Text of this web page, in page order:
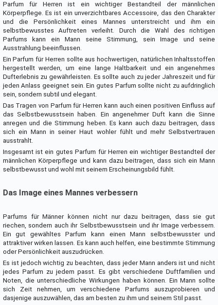
Parfum für Herren ist ein wichtiger Bestandteil der männlichen
Körperpflege. Es ist ein unverzichtbares Accessoire, das den Charakter
und die Persönlichkeit eines Mannes unterstreicht und ihm ein
selbstbewusstes Auftreten verleiht. Durch die Wahl des richtigen
Parfums kann ein Mann seine Stimmung, sein Image und seine
Ausstrahlung beeinflussen.
Ein Parfum für Herren sollte aus hochwertigen, natürlichen Inhaltsstoffen
hergestellt werden, um eine lange Haltbarkeit und ein angenehmes
Dufterlebnis zu gewährleisten. Es sollte auch zu jeder Jahreszeit und für
jeden Anlass geeignet sein. Ein gutes Parfum sollte nicht zu aufdringlich
sein, sondern subtil und elegant.
Das Tragen von Parfum für Herren kann auch einen positiven Einfluss auf
das Selbstbewusstsein haben. Ein angenehmer Duft kann die Sinne
anregen und die Stimmung heben. Es kann auch dazu beitragen, dass
sich ein Mann in seiner Haut wohler fühlt und mehr Selbstvertrauen
ausstrahlt.
Insgesamt ist ein gutes Parfum für Herren ein wichtiger Bestandteil der
männlichen Körperpflege und kann dazu beitragen, dass sich ein Mann
selbstbewusst und wohl mit seinem Erscheinungsbild fühlt.
Das Image eines Mannes verbessern
Parfums für Männer können nicht nur dazu beitragen, dass sie gut
riechen, sondern auch ihr Selbstbewusstsein und ihr Image verbessern.
Ein gut gewähltes Parfum kann einen Mann selbstbewusster und
attraktiver wirken lassen. Es kann auch helfen, eine bestimmte Stimmung
oder Persönlichkeit auszudrücken.
Es ist jedoch wichtig zu beachten, dass jeder Mann anders ist und nicht
jedes Parfum zu jedem passt. Es gibt verschiedene Duftfamilien und
Noten, die unterschiedliche Wirkungen haben können. Ein Mann sollte
sich Zeit nehmen, um verschiedene Parfums auszuprobieren und
dasjenige auszuwählen, das am besten zu ihm und seinem Stil passt.